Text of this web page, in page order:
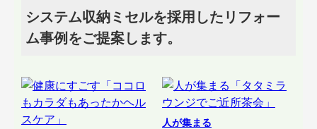
システム収納ミセルを採用したリフォー
ム事例をご提案します。
人が集まる